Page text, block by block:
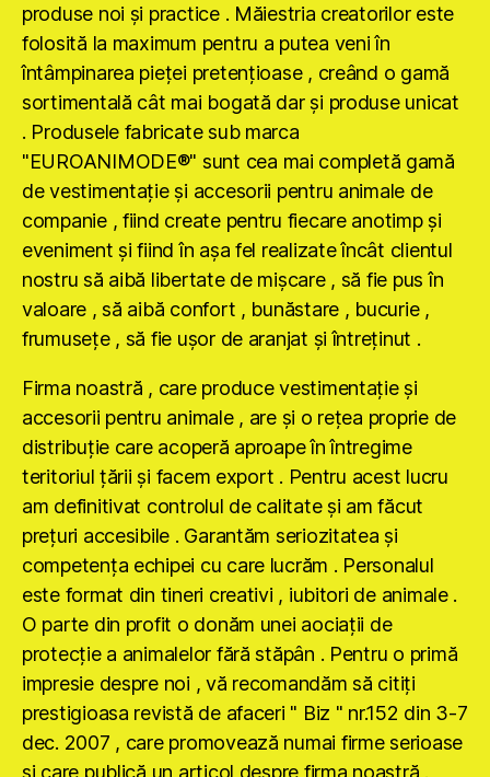
produse noi şi practice . Măiestria creatorilor este
folosită la maximum pentru a putea veni în
întâmpinarea pieţei pretenţioase , creând o gamă
sortimentală cât mai bogată dar şi produse unicat
. Produsele fabricate sub marca
"EUROANIMODE®" sunt cea mai completă gamă
de vestimentaţie şi accesorii pentru animale de
companie , fiind create pentru fiecare anotimp şi
eveniment şi fiind în aşa fel realizate încât clientul
nostru să aibă libertate de mişcare , să fie pus în
valoare , să aibă confort , bunăstare , bucurie ,
frumuseţe , să fie uşor de aranjat şi întreţinut .
Firma noastră , care produce vestimentaţie şi
accesorii pentru animale , are şi o reţea proprie de
distribuţie care acoperă aproape în întregime
teritoriul ţării şi facem export . Pentru acest lucru
am definitivat controlul de calitate şi am făcut
preţuri accesibile . Garantăm seriozitatea şi
competenţa echipei cu care lucrăm . Personalul
este format din tineri creativi , iubitori de animale .
O parte din profit o donăm unei aociaţii de
protecţie a animalelor fără stăpân . Pentru o primă
impresie despre noi , vă recomandăm să citiţi
prestigioasa revistă de afaceri " Biz " nr.152 din 3-7
dec. 2007 , care promovează numai firme serioase
şi care publică un articol despre firma noastră .